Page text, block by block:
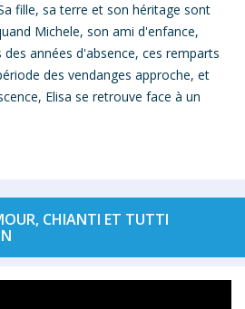
fille, sa terre et son héritage sont
Michele, son ami d'enfance,
années d'absence, ces remparts
des vendanges approche, et
Elisa se retrouve face à un
CHIANTI ET TUTTI